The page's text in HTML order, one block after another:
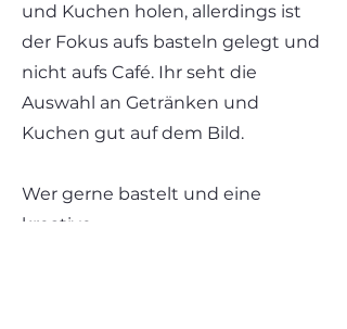
und Kuchen holen, allerdings ist
der Fokus aufs basteln gelegt und
nicht aufs Café. Ihr seht die
Auswahl an Getränken und
Kuchen gut auf dem Bild.
Wer gerne bastelt und eine
kreative